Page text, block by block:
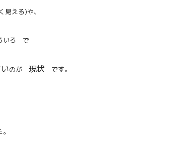
える)や、
いろ で
のが 現状 です。